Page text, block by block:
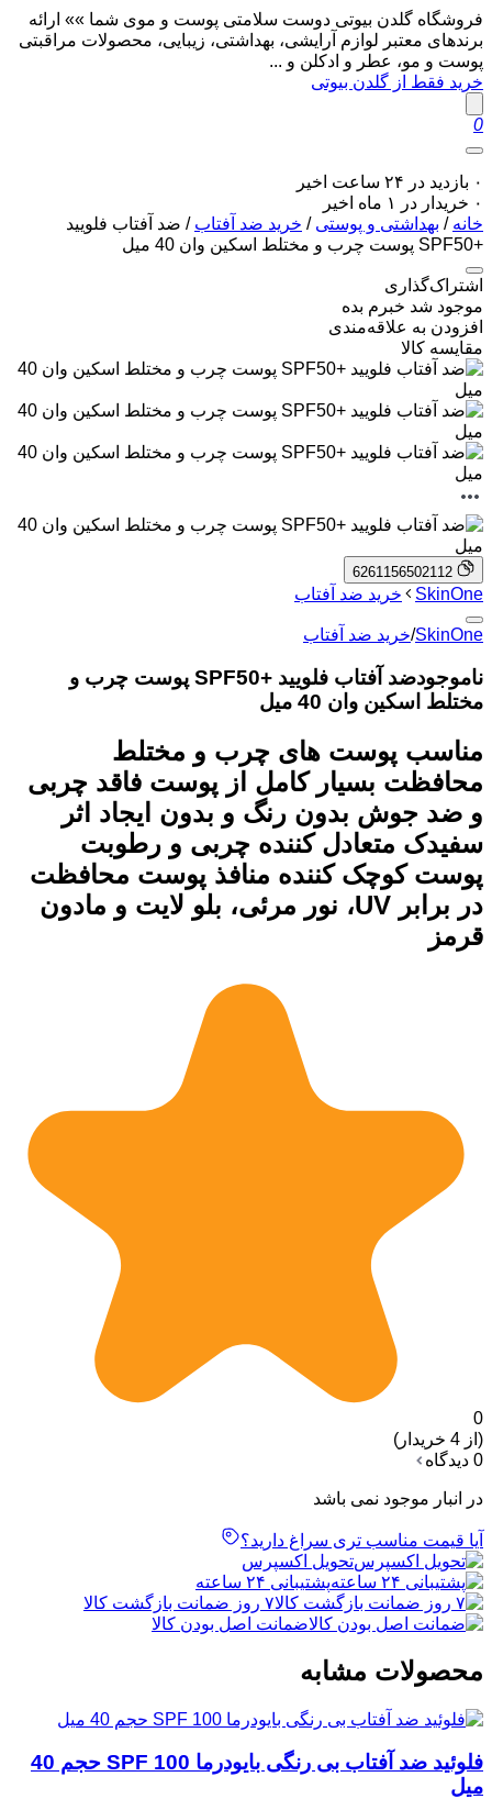
فروشگاه گلدن بیوتی دوست سلامتی پوست و موی شما »» ارائه
برندهای معتبر لوازم آرایشی، بهداشتی، زیبایی، محصولات مراقبتی
پوست و مو، عطر و ادکلن و ...
خرید فقط از گلدن بیوتی
0
۰ بازدید در ۲۴ ساعت اخیر
۰ خریدار در ۱ ماه اخیر
خانه / بهداشتی و پوستی / خرید ضد آفتاب / ضد آفتاب فلویید
+SPF50 پوست چرب و مختلط اسکین وان 40 میل
اشتراک‌گذاری
موجود شد خبرم بده
افزودن به علاقه‌مندی
مقایسه کالا
6261156502112
SkinOne خرید ضد آفتاب
SkinOne
/خرید ضد آفتاب
ناموجود
ضد آفتاب فلویید +SPF50 پوست چرب و
مختلط اسکین وان 40 میل
مناسب پوست های چرب و مختلط
محافظت بسیار کامل از پوست فاقد چربی
و ضد جوش بدون رنگ و بدون ایجاد اثر
سفیدک متعادل کننده چربی و رطوبت
پوست کوچک کننده منافذ پوست محافظت
در برابر UV، نور مرئی، بلو لایت و مادون
قرمز
0
(از 4 خریدار)
0 دیدگاه
در انبار موجود نمی باشد
آیا قیمت مناسب تری سراغ دارید؟
تحویل اکسپرس
پشتیبانی ۲۴ ساعته
۷ روز ضمانت بازگشت کالا
ضمانت اصل بودن کالا
محصولات مشابه
فلوئید ضد آفتاب بی رنگی بایودرما SPF 100 حجم 40
میل